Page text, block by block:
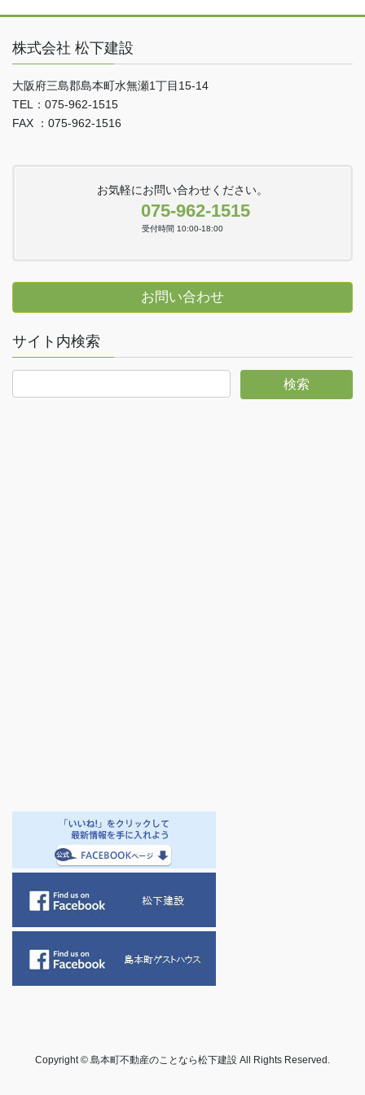
株式会社 松下建設
大阪府三島郡島本町水無瀬1丁目15-14
TEL：075-962-1515
FAX ：075-962-1516
お気軽にお問い合わせください。
075-962-1515
受付時間 10:00-18:00
お問い合わせ
サイト内検索
Copyright © 島本町不動産のことなら松下建設 All Rights Reserved.